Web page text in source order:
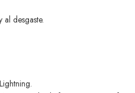
desgaste.